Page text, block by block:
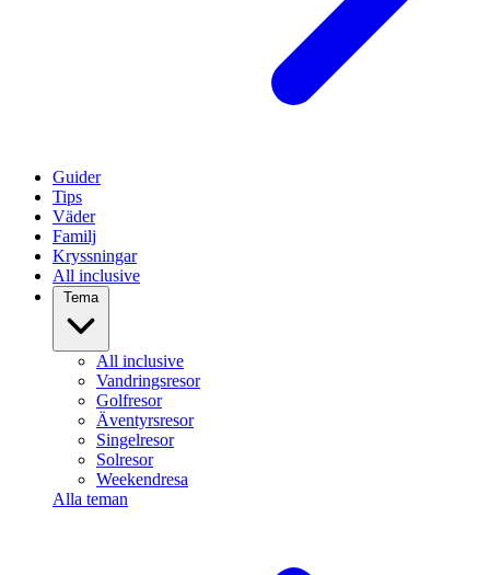
Guider
Tips
Väder
Familj
Kryssningar
All inclusive
Tema
All inclusive
Vandringsresor
Golfresor
Äventyrsresor
Singelresor
Solresor
Weekendresa
Alla teman